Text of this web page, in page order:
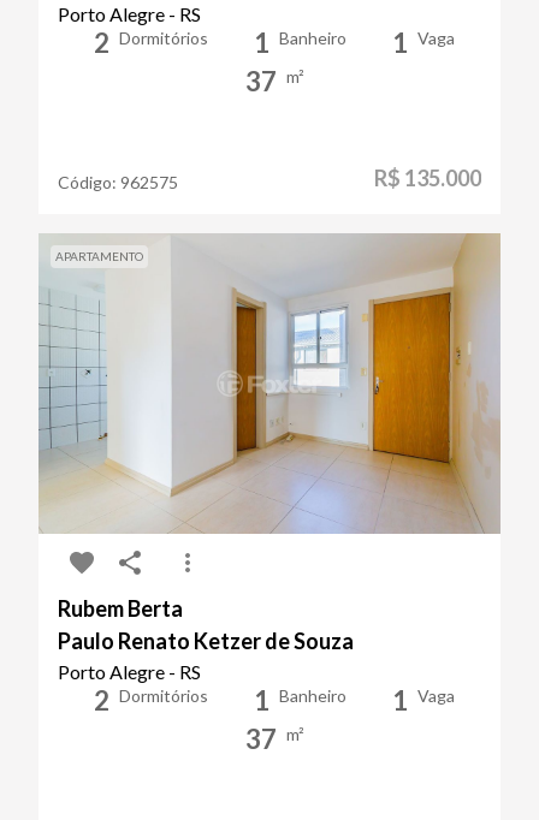
Porto Alegre - RS
2 Dormitórios 1 Banheiro 1 Vaga
37 m²
Código: 962575 R$ 135.000
APARTAMENTO
Rubem Berta
Paulo Renato Ketzer de Souza
Porto Alegre - RS
2 Dormitórios 1 Banheiro 1 Vaga
37 m²